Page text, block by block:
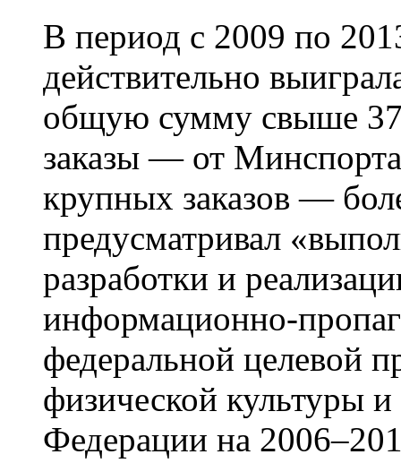
В период с 2009 по
действительно
общую сумму свыше
заказы — от
крупных заказов —
предусматривал
разработки и
информационно-
федеральной целевой
физической культуры
Федерации на